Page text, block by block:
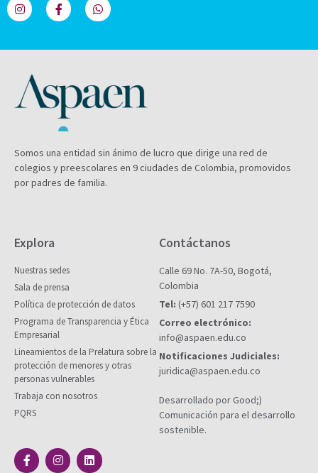
Somos una entidad sin ánimo de lucro que dirige una red de
colegios y preescolares en 9 ciudades de Colombia, promovidos
por padres de familia.
Explora
Nuestras sedes
Sala de prensa
Política de protección de datos
Programa de Transparencia y Ética
Empresarial
Lineamientos de la Prelatura sobre la
protección de menores y otras
personas vulnerables
Trabaja con nosotros
PQRS
Contáctanos
Calle 69 No. 7A-50, Bogotá,
Colombia
Tel: (+57) 601 217 7590
Correo electrónico:
info@aspaen.edu.co
Notificaciones Judiciales:
juridica@aspaen.edu.co
Desarrollado por Good;)
Comunicación para el desarrollo
sostenible.